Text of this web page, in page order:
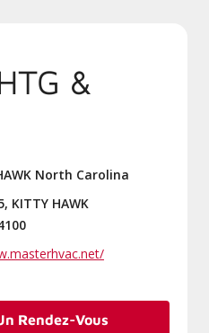
&
North Carolina
KITTY HAWK
Rendez-Vous